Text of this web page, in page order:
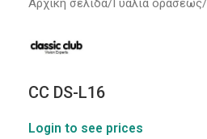
Αρχική σελίδα Γυαλιά οράσεως
CC DS-L16
Login to see prices